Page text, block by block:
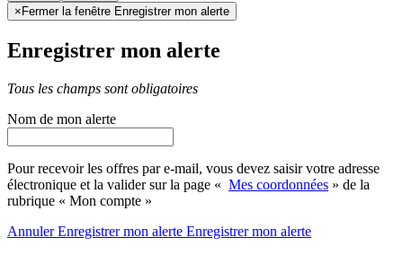
× Fermer la fenêtre Enregistrer mon alerte
Enregistrer mon alerte
Tous les champs sont obligatoires
Nom de mon alerte
Pour recevoir les offres par e-mail, vous devez saisir votre adresse
électronique et la valider sur la page « Mes coordonnées » de la
rubrique « Mon compte »
AnnulerEnregistrer mon alerte Enregistrermon alerte